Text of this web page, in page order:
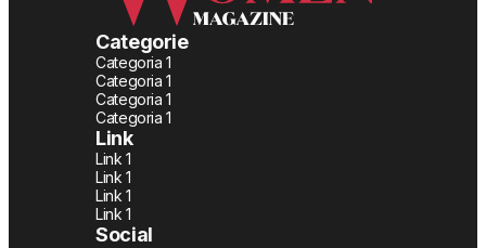
Categorie
Categoria 1
Categoria 1
Categoria 1
Categoria 1
Link
Link 1
Link 1
Link 1
Link 1
Social